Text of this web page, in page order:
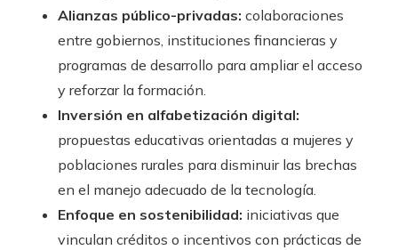
Alianzas público-privadas: colaboraciones
entre gobiernos, instituciones financieras y
programas de desarrollo para ampliar el acceso
y reforzar la formación.
Inversión en alfabetización digital:
propuestas educativas orientadas a mujeres y
poblaciones rurales para disminuir las brechas
en el manejo adecuado de la tecnología.
Enfoque en sostenibilidad: iniciativas que
vinculan créditos o incentivos con prácticas de